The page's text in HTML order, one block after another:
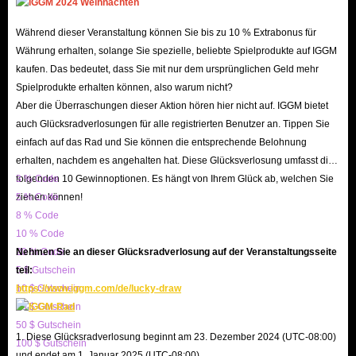
Weg versperren. Diese Währung erhältst du als
Belohnung für das Abschließen von Quests im
Traumlichtmenü.
Hinweis: Erhalte 10 %, 20 % bzw. 30 % Rabatt beim Kauf von
30.000, 50.000 bzw. 100.000 Traumlichtoptionen! Auch
beim Kauf von 600.000, 1.080.000 und 1.800.000 Star Coins
erhältst du 10 %, 20 % bzw. 30 % Rabatt! Je mehr du kaufst,
desto höher der Rabatt!
Grundinformationen zu IGGM Disney Dreamlight
Valley-Gegenständen
DLV enthält eine große Auswahl an Sammlerstücken, von
Ressourcen und Möbeln bis hin zu Rezepten und
Kleidung. Spieler können diese Gegenstände zum
Herstellen, Abschließen von Quests, Dekorieren des
Während dieser Veranstaltung können Sie bis zu 10 % Extrabonus für
Währung erhalten, solange Sie spezielle, beliebte Spielprodukte auf IGGM
kaufen. Das bedeutet, dass Sie mit nur dem ursprünglichen Geld mehr
Spielprodukte erhalten können, also warum nicht?
Aber die Überraschungen dieser Aktion hören hier nicht auf. IGGM bietet
auch Glücksradverlosungen für alle registrierten Benutzer an. Tippen Sie
einfach auf das Rad und Sie können die entsprechende Belohnung
erhalten, nachdem es angehalten hat. Diese Glücksverlosung umfasst die
folgenden 10 Gewinnoptionen. Es hängt von Ihrem Glück ab, welchen Sie
ziehen können!
3 % Code
5 % Code
8 % Code
10 % Code
20 % Code
5 $ Gutschein
10 $ Gutschein
20 $ Gutschein
50 $ Gutschein
100 $ Gutschein
Nehmen Sie an dieser Glücksradverlosung auf der Veranstaltungsseite
teil:
https://www.iggm.com/de/lucky-draw
1. Diese Glücksradverlosung beginnt am 23. Dezember 2024 (UTC-08:00)